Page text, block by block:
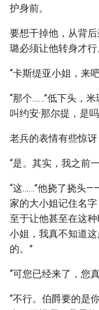
护身前。
要想干掉他，从背
璐必须让他转身才行
“卡斯缇亚小姐，来
“那个……”低下头，
叫约安·那尔提，是
老兵的表情有些惊
“是。其实，我之前
“这……”他挠了挠头
家的大小姐记住名
至于让他甚至在这
小姐，我真不知道
的。”
“可您已经来了，您
“不行。伯爵要的是